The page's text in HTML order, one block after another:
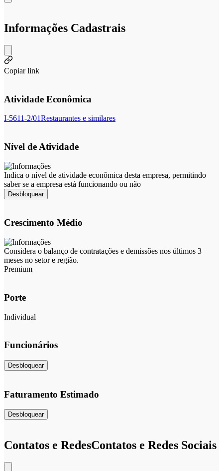
Informações Cadastrais
Copiar link
Atividade Econômica
I-5611-2/01Restaurantes e similares
Nível de Atividade
Indica o nível de atividade econômica desta empresa, permitindo
saber se a empresa está funcionando ou não
Desbloquear
Crescimento Médio
Considera o balanço de contratações e demissões nos últimos 3
meses no setor e região.
Premium
Porte
Individual
Funcionários
Desbloquear
Faturamento Estimado
Desbloquear
Contatos e RedesContatos e Redes Sociais